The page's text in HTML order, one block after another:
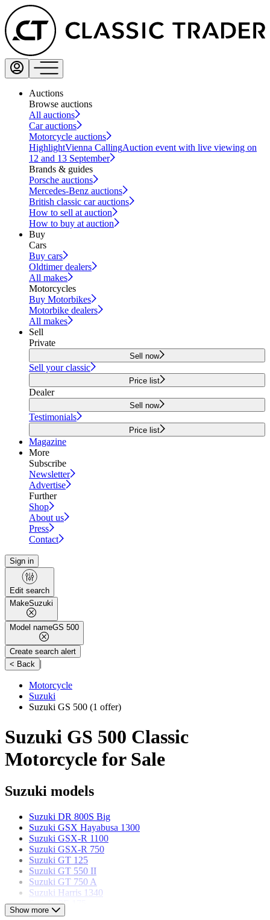
Auctions
Browse auctions
All auctions
Car auctions
Motorcycle auctions
HighlightVienna CallingAuction event with live viewing on
12 and 13 September
Brands & guides
Porsche auctions
Mercedes-Benz auctions
British classic car auctions
How to sell at auction
How to buy at auction
Buy
Cars
Buy cars
Oldtimer dealers
All makes
Motorcycles
Buy Motorbikes
Motorbike dealers
All makes
Sell
Private
Sell now
Sell your classic
Price list
Dealer
Sell now
Testimonials
Price list
Magazine
More
Subscribe
Newsletter
Advertise
Further
Shop
About us
Press
Contact
Sign in
Edit search
MakeSuzuki
Model nameGS 500
Create search alert
< Back |
Motorcycle
Suzuki
Suzuki GS 500 (1 offer)
Suzuki GS 500 Classic
Motorcycle for Sale
Suzuki models
Suzuki DR 800S Big
Suzuki GSX Hayabusa 1300
Suzuki GSX-R 1100
Suzuki GSX-R 750
Suzuki GT 125
Suzuki GT 550 II
Suzuki GT 750 A
Suzuki Harris 1340
Suzuki PE 175
Suzuki RGV 250 Gamma
Show more